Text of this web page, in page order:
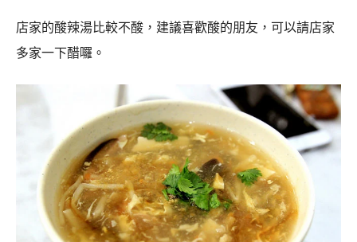
店家的酸辣湯比較不酸，建議喜歡酸的朋友，可以請店家
多家一下醋囉。